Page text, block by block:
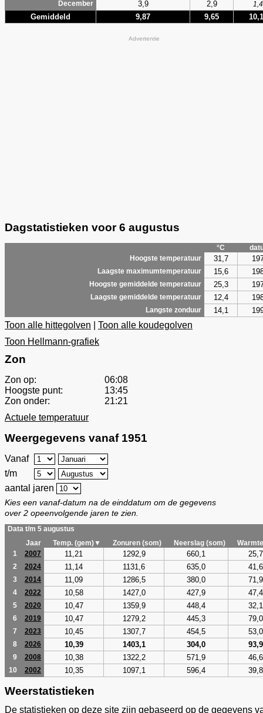
December
3,9 2,9 1,4
Gemiddeld 9,87 9,65
Advertentie
Dagstatistieken voor 6 augustus
°C
Hoogste temperatuur
31,7
Laagste maximumtemperatuur 15,6
Hoogste gemiddelde temperatuur 25,3
Laagste gemiddelde temperatuur 12,4
Langste zonduur 14,1
Toon alle hittegolven
Toon alle koudegolven
Toon Hellmann-grafiek
Zon
Zon op:
06:08
Hoogste punt:
13:45
Zon onder:
21:21
Actuele temperatuur
Weergegevens vanaf 1951
Vanaf
t/m
aantal jaren
Kies een vanaf-datum na de einddatum om de gegevens
over 2 opeenvolgende jaren te zien.
Data t/m 5 augustus
Jaar
Temp. (gem)▼ Zonuren (som) Neerslag (som)
1
2007 11,21 1292,9 660,1 25,7
2 2024 11,14 1131,6 635,0 41,6
3 2014 11,09 1286,5 380,0 71,9
4 2022 10,58 1427,0 427,9 47,4
5 2020 10,47 1359,9 448,4 32,1
6 2019 10,47 1279,2 445,3 79,0
7 2023 10,45 1307,7 454,5 53,0
8 2026 10,39 1403,1 304,0 93,9
9 2008 10,38 1322,2 571,9 46,6
10 2002 10,35 1097,1 596,4 39,8
Weerstatistieken
De statistieken op deze site zijn gebaseerd op de gegevens